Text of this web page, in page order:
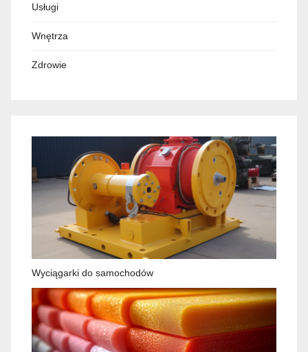
Usługi
Wnętrza
Zdrowie
Wyciągarki do samochodów